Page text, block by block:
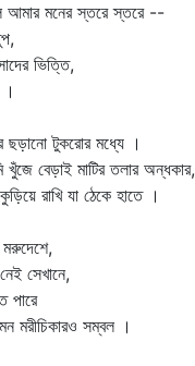
স্তরে স্তরে --
।
ছড়ানো টুকরোর মধ্যে ।
মাটির তলার অন্ধকার,
ঠেকে হাতে ।
সেখানে,
পারে
সম্বল ।